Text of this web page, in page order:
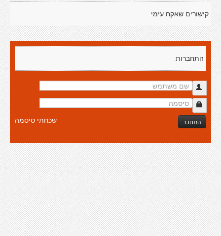
קישורים שאקח עימי
התחברות
התחבר שכחתי סיסמה